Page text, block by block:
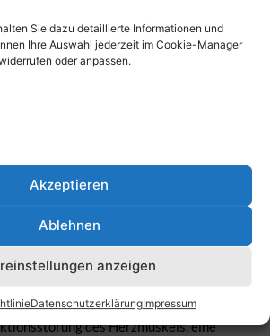
Sie dazu detaillierte Informationen und
Ihre Auswahl jederzeit im Cookie-Manager
oder anpassen.
Akzeptieren
Ablehnen
anzeigen
DatenschutzerklärungImpressum
mit Stress-Kardiomyopathie
Tako-Tsubo-Kardiomyopathie,
Tako-Tsubo-Syndrom, Broken-
linksventrikuläre apikale
durch Vorhöfe (Atrien) und Herzkammern
(Septum) und Segelklappen
akut einsetzende und oft
des Herzmuskels, eine